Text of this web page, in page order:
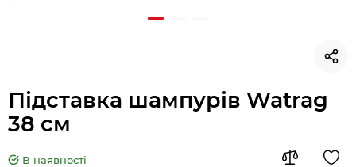
Підставка шампурів Watrag
38 см
В наявності